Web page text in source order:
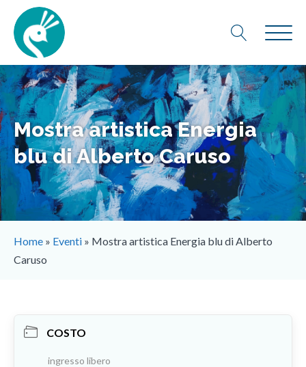
Mostra artistica Energia
blu di Alberto Caruso
Home » Eventi » Mostra artistica Energia blu di Alberto
Caruso
COSTO
ingresso libero